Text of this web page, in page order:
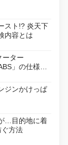
スト!? 炎天下
内容とは
ーター
」の仕様を
ジンかけっぱ
…目的地に着
ぐ方法